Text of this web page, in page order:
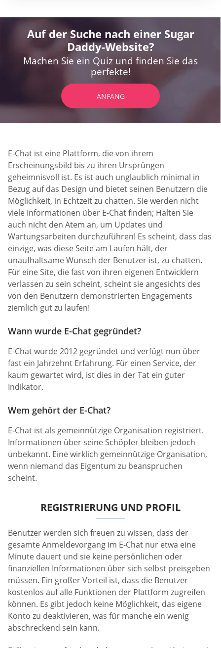
Auf der Suche nach einer Sugar
Daddy-Website?
Machen Sie ein Quiz und finden Sie das
perfekte!
ANFANG
E-Chat ist eine Plattform, die von ihrem
Erscheinungsbild bis zu ihren Ursprüngen
geheimnisvoll ist. Es ist auch unglaublich minimal in
Bezug auf das Design und bietet seinen Benutzern die
Möglichkeit, in Echtzeit zu chatten. Sie werden nicht
viele Informationen über E-Chat finden; Halten Sie
auch nicht den Atem an, um Updates und
Wartungsarbeiten durchzuführen! Es scheint, dass das
einzige, was diese Seite am Laufen hält, der
unaufhaltsame Wunsch der Benutzer ist, zu chatten.
Für eine Site, die fast von ihren eigenen Entwicklern
verlassen zu sein scheint, scheint sie angesichts des
von den Benutzern demonstrierten Engagements
ziemlich gut zu laufen!
Wann wurde E-Chat gegründet?
E-Chat wurde 2012 gegründet und verfügt nun über
fast ein Jahrzehnt Erfahrung. Für einen Service, der
kaum gewartet wird, ist dies in der Tat ein guter
Indikator.
Wem gehört der E-Chat?
E-Chat ist als gemeinnützige Organisation registriert.
Informationen über seine Schöpfer bleiben jedoch
unbekannt. Eine wirklich gemeinnützige Organisation,
wenn niemand das Eigentum zu beanspruchen
scheint.
REGISTRIERUNG UND PROFIL
Benutzer werden sich freuen zu wissen, dass der
gesamte Anmeldevorgang im E-Chat nur etwa eine
Minute dauert und sie keine persönlichen oder
finanziellen Informationen über sich selbst preisgeben
müssen. Ein großer Vorteil ist, dass die Benutzer
kostenlos auf alle Funktionen der Plattform zugreifen
können. Es gibt jedoch keine Möglichkeit, das eigene
Konto zu deaktivieren, was für manche ein wenig
abschreckend sein kann.